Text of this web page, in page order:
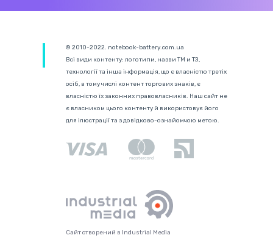
© 2010-2022. notebook-battery.com.ua
Всі види контенту: логотипи, назви ТМ и ТЗ,
технології та інша інформація, що є власністю третіх
осіб, в тому числі контент торгових знаків, є
власністю їх законних правовласників. Наш сайт не
є власником цього контенту й використовує його
для ілюстрації та з довідково-ознайомчою метою.
Сайт створений в Industrial Media